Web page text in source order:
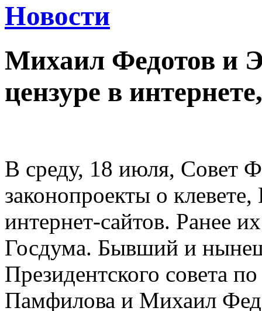
Новости
Михаил Федотов и
цензуре в
В среду, 18 июля, Совет
законопроекты о
интернет-сайтов. Ранее
Госдума. Бывший и
Президентского совета
Памфилова и Михаил